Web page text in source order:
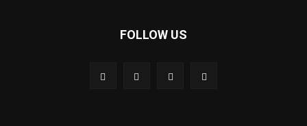
FOLLOW US